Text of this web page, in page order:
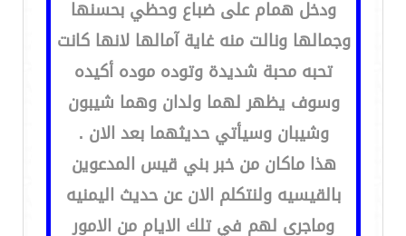
ودخل همام على ضباع وحظي بحسنها
وجمالها ونالت منه غاية آمالها لانها كانت
تحبه محبة شديدة وتوده موده أكيده
وسوف يظهر لهما ولدان وهما شيبون
وشيبان وسيأتي حديثهما بعد الان .
هذا ماكان من خبر بني قيس المدعوين
بالقيسيه ولنتكلم الان عن حديث اليمنيه
وماجرى لهم في تلك الايام من الامور